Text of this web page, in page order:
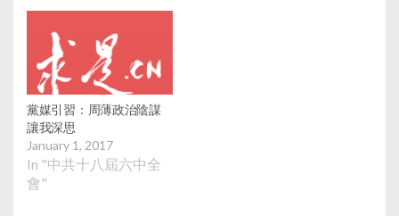
東、鄧小平、江澤民之
後，中共第4位「核
心」領導人。據《明
報》引述國家行政學院
教授汪玉凱分析，這為
明年下半年召開的十九
大奠定了組織和思想基
礎。 由中央委員會選出
的總書記是領導職務，
每屆任期5年，但「核
黨媒引習：周薄政治陰謀
讓我深思
January 1, 2017
In "中共十八屆六中全
會"